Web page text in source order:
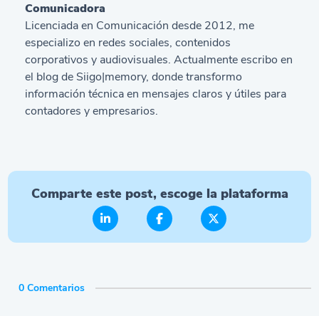
Comunicadora
Licenciada en Comunicación desde 2012, me
especializo en redes sociales, contenidos
corporativos y audiovisuales. Actualmente escribo en
el blog de Siigo|memory, donde transformo
información técnica en mensajes claros y útiles para
contadores y empresarios.
Comparte este post, escoge la plataforma
0 Comentarios